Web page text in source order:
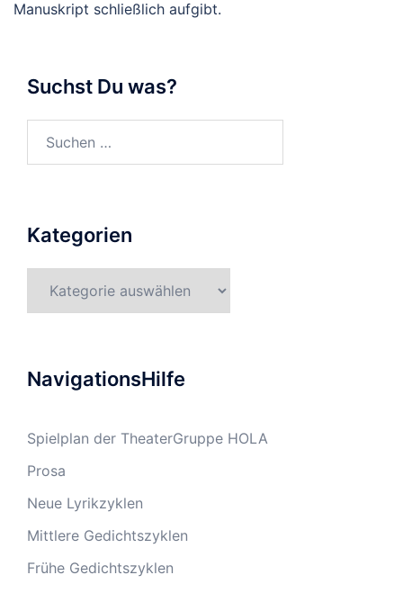
Manuskript schließlich aufgibt.
Suchst Du was?
Kategorien
NavigationsHilfe
Spielplan der TheaterGruppe HOLA
Prosa
Neue Lyrikzyklen
Mittlere Gedichtszyklen
Frühe Gedichtszyklen